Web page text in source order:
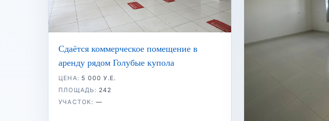
Сдаётся коммерческое помещение в
аренду рядом Голубые купола
ЦЕНА: 5 000 У.Е.
ПЛОЩАДЬ: 242
УЧАСТОК: —